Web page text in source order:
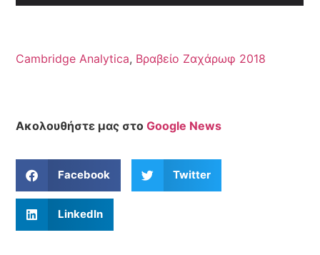
Cambridge Analytica, Βραβείο Ζαχάρωφ 2018
Ακολουθήστε μας στοGoogle News
Facebook Twitter
LinkedIn